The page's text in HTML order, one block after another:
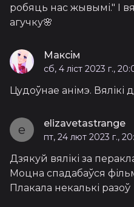
робяць нас жывымі." І
агучку🌸
Максім
сб, 4 ліст 2023 г.,
Цудоўнае анімэ. Вялікі
e elizavetastrange
пт, 24 лют 2023 г.,
Дзякуй вялікі за
Моцна спадабаўся
Плакала некалькі разоў